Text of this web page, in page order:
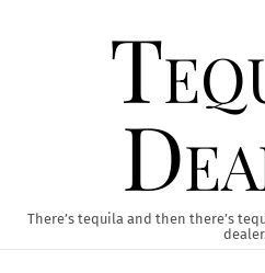
There’s tequila and then there’s